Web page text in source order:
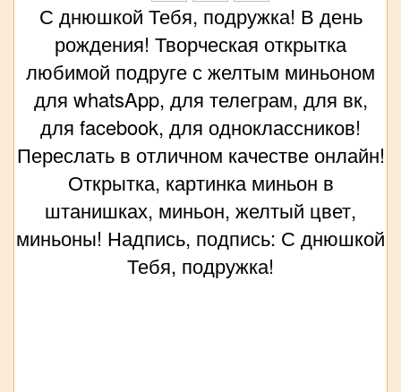
С днюшкой Тебя, подружка! В день
рождения! Творческая открытка
любимой подруге с желтым миньоном
для whatsApp, для телеграм, для вк,
для facebook, для одноклассников!
Переслать в отличном качестве онлайн!
Открытка, картинка миньон в
штанишках, миньон, желтый цвет,
миньоны! Надпись, подпись: С днюшкой
Тебя, подружка!